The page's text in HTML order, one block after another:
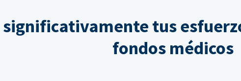
tus
fondos médicos